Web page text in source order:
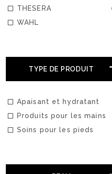
THESERA
WAHL
TYPE DE PRODUIT
Apaisant et hydratant
Produits pour les mains
Soins pour les pieds